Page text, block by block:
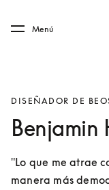
Skip to main
Menú
DISEÑADOR DE
Benjamin
"Lo que me atrae
manera más